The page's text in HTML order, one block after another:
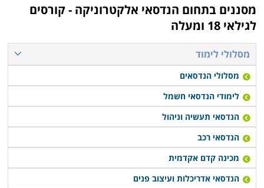
מסננים בתחום הנדסאי אלקטרוניקה - קורסים
לגילאי 18 ומעלה
מסלולי לימוד
מסלולי הנדסאים
לימודי הנדסאי חשמל
הנדסאי תעשיה וניהול
הנדסאי רכב
מכינה קדם אקדמית
הנדסאי אדריכלות ועיצוב פנים